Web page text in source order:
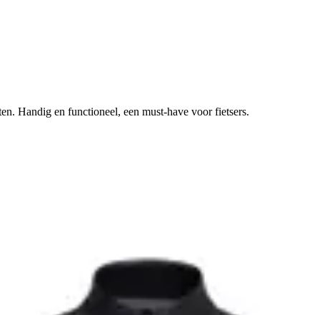
Handig en functioneel, een must-have voor fietsers.